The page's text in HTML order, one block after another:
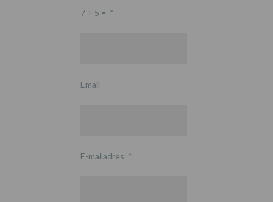
7 + 5 = *
Email
E-mailadres *